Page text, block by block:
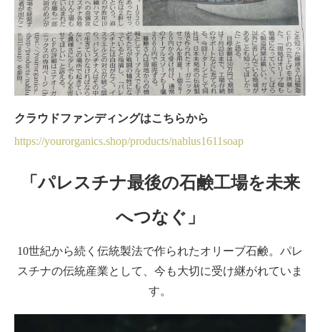
クラウドファンディングはこちらから
https://yourorganics.shop/products/nablus1611soap
「パレスチナ最後の石鹸工場を未来
へつなぐ」
10世紀から続く伝統製法で作られたオリーブ石鹸。パレ
スチナの伝統産業として、今も大切に受け継がれていま
す。